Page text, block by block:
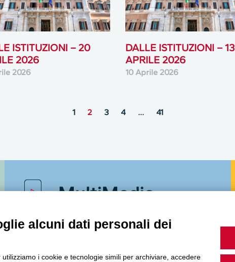
ISTITUZIONI – 20
2026
2026
DALLE ISTITUZIONI – 13
APRILE 2026
10 Aprile 2026
1 2 3 4 … 41
MultiMedia
alcuni dati personali dei
i cookie e tecnologie simili per archiviare, accedere